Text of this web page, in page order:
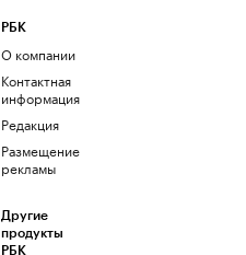
РБК
О компании
Контактная
информация
Редакция
Размещение
рекламы
Другие
продукты
РБК